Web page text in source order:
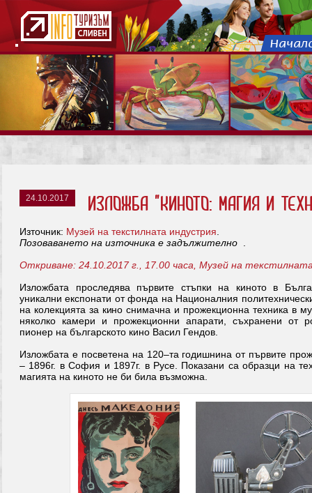
24.10.2017 Изложба "Киното: магия и
Източник: Музей на текстилната индустрия
Позоваването на източника е задължително
Откриване: 24.10.2017 г., 17.00 часа, Музей на
Изложбата проследява първите стъпки на киното в
уникални експонати от фонда на Националния
на колекцията за кино снимачна и прожекционна техника в
няколко камери и прожекционни апарати, съхранени от
пионер на българското кино Васил Гендов.
Изложбата е посветена на 120–та годишнина от първите
– 1896г. в София и 1897г. в Русе. Показани са образци на
магията на киното не би била възможна.